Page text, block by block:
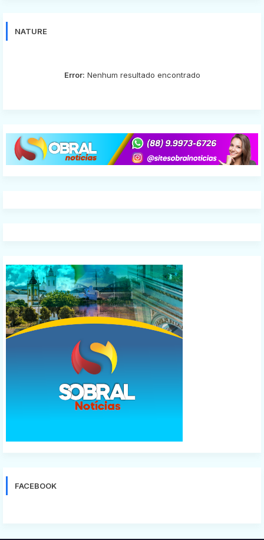
NATURE
Error: Nenhum resultado encontrado
FACEBOOK